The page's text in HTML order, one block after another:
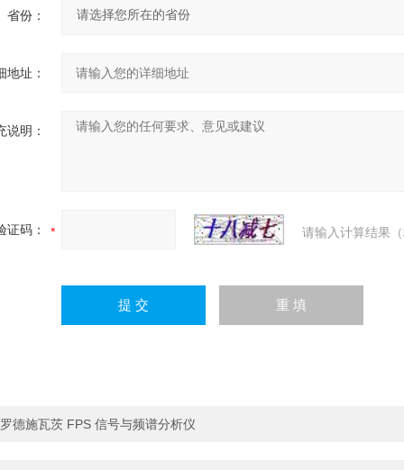
省份：
地址：
说明：
证码： 请输入计算结果
罗德施瓦茨 FPS 信号与频谱分析仪